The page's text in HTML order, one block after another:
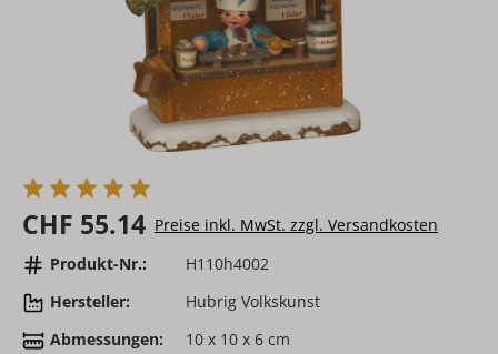
Regulärer Preis:
CHF 55.14 Preise inkl. MwSt. zzgl. Versandkosten
Produkt-Nr.:
H110h4002
Hersteller:
Hubrig Volkskunst
Abmessungen:
10 x 10 x 6 cm